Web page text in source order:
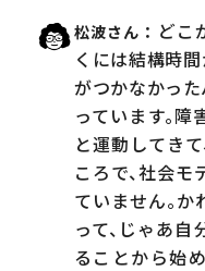
松波さん
どこ
くには結構時間
がつかなかっ
っています。
と運動してき
ころで、社会
ていません。
って、じゃあ
ることから始